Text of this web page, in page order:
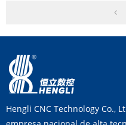
Hengli CNC Technology Co.,